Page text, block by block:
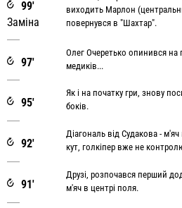
99'
Заміна
виходить Марлон
повернувся в "Шахтар".
97'
Олег Очеретько опинився на
медиків...
95'
Як і на початку гри, знову
боків.
92'
Діагональ від Судакова -
кут, голкіпер вже не
91'
Друзі, розпочався перший
м'яч в центрі поля.